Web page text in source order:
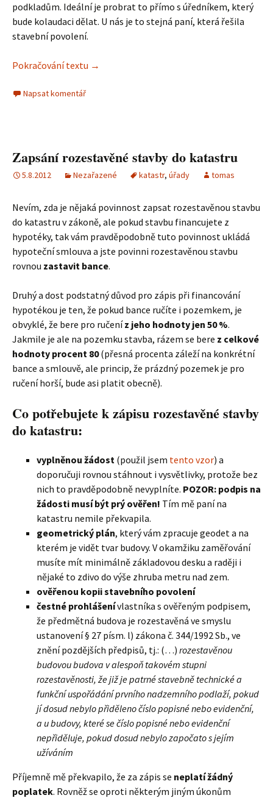
podkladům. Ideální je probrat to přímo s úředníkem, který
bude kolaudaci dělat. U nás je to stejná paní, která řešila
stavební povolení.
Pokračování textu Doklady potřebné ke kolaudaci
→
Napsat komentář
Zapsání rozestavěné stavby do katastru
5.8.2012 Nezařazené katastr, úřady tomas
Nevím, zda je nějaká povinnost zapsat rozestavěnou stavbu
do katastru v zákoně, ale pokud stavbu financujete z
hypotéky, tak vám pravděpodobně tuto povinnost ukládá
hypoteční smlouva a jste povinni rozestavěnou stavbu
rovnou zastavit bance.
Druhý a dost podstatný důvod pro zápis při financování
hypotékou je ten, že pokud bance ručíte i pozemkem, je
obvyklé, že bere pro ručeníz jeho hodnoty jen 50 %.
Jakmile je ale na pozemku stavba, rázem se bere z celkové
hodnoty procent 80(přesná procenta záleží na konkrétní
bance a smlouvě, ale princip, že prázdný pozemek je pro
ručení horší, bude asi platit obecně).
Co potřebujete k zápisu rozestavěné stavby
do katastru:
vyplněnou žádost (použil jsem tento vzor) a
doporučuji rovnou stáhnout i vysvětlivky, protože bez
nich to pravděpodobně nevyplníte. POZOR: podpis na
žádosti musí být prý ověřen! Tím mě paní na
katastru nemile překvapila.
geometrický plán, který vám zpracuje geodet a na
kterém je vidět tvar budovy. V okamžiku zaměřování
musíte mít minimálně základovou desku a raději i
nějaké to zdivo do výše zhruba metru nad zem.
ověřenou kopii stavebního povolení
čestné prohlášenívlastníka s ověřeným podpisem,
že předmětná budova je rozestavěná ve smyslu
ustanovení § 27 písm. l) zákona č. 344/1992 Sb., ve
znění pozdějších předpisů, tj.: (…) rozestavěnou
budovou budova v alespoň takovém stupni
rozestavěnosti, že již je patrné stavebně technické a
funkční uspořádání prvního nadzemního podlaží, pokud
jí dosud nebylo přiděleno číslo popisné nebo evidenční,
a u budovy, které se číslo popisné nebo evidenční
nepřiděluje, pokud dosud nebylo započato s jejím
užíváním
Příjemně mě překvapilo, že za zápis se neplatí žádný
poplatek. Rovněž se oproti některým jiným úkonům